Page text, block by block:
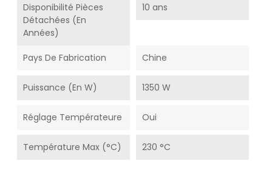
Disponibilité Pièces
Détachées (En
Années)
10 ans
Pays De Fabrication Chine
Puissance (en W) 1350 W
Réglage Températeure Oui
Température Max (°C) 230 °C